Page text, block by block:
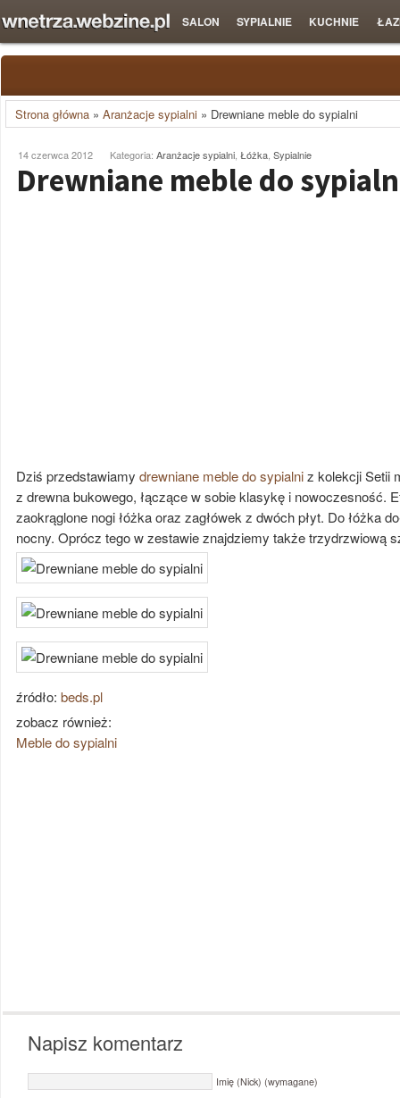
SALON SYPIALNIE KUCHNIE
Strona główna » Aranżacje sypialni » Drewniane meble do sypialni
14 czerwca 2012 Kategoria: Aranżacje sypialni Łóżka Sypialnie
Drewniane meble do
Dziś przedstawiamy drewniane meble do sypialniz kolekcji Setii
z drewna bukowego, łączące w sobie klasykę i nowoczesność.
zaokrąglone nogi łóżka oraz zagłówek z dwóch płyt. Do łóżka
nocny. Oprócz tego w zestawie znajdziemy także trzydrzwiową
źródło: beds.pl
zobacz również:
Meble do sypialni
Napisz komentarz
Imię (Nick) (wymagane)